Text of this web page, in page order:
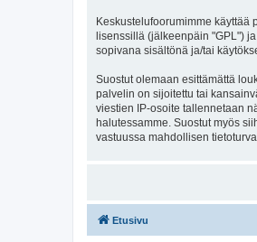
Keskustelufoorumimme käyttää
lisenssillä (jälkeenpäin "GPL")
sopivana sisältönä ja/tai
Suostut olemaan esittämättä
palvelin on sijoitettu tai
viestien IP-osoite tallennetaan
halutessamme. Suostut myös
vastuussa mahdollisen
Etusivu